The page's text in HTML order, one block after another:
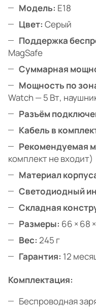
Модель: E18
Цвет: Серый
Поддержка
MagSafe
Суммарная
Мощность по
Watch — 5 Вт,
Разъём
Кабель в
Рекомендуемая
комплект не входит)
Материал
Светодиодный
Складная
Размеры: 66 × 68
Вес: 245 г
Гарантия: 12
Комплектация:
Беспроводная